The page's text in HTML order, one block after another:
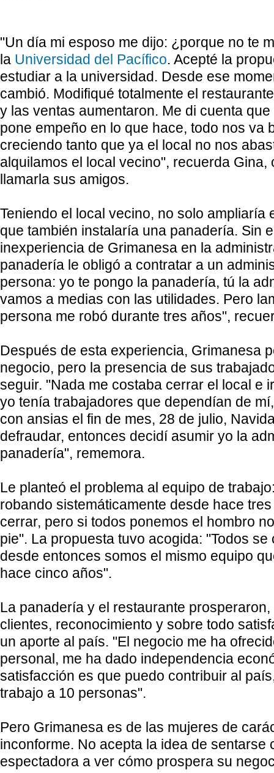
"Un día mi esposo me dijo: ¿porque no te
la Universidad del Pacífico. Acepté la
estudiar a la universidad. Desde ese
cambió. Modifiqué totalmente el
y las ventas aumentaron. Me di cuenta
pone empeño en lo que hace, todo nos va
creciendo tanto que ya el local no nos
alquilamos el local vecino", recuerda Gina,
llamarla sus amigos.
Teniendo el local vecino, no solo ampliaría
que también instalaría una panadería. Sin
inexperiencia de Grimanesa en la
panadería le obligó a contratar a un
persona: yo te pongo la panadería, tú la
vamos a medias con las utilidades. Pero
persona me robó durante tres años",
Después de esta experiencia, Grimanesa
negocio, pero la presencia de sus
seguir. "Nada me costaba cerrar el local e
yo tenía trabajadores que dependían de
con ansias el fin de mes, 28 de julio,
defraudar, entonces decidí asumir yo la
panadería", rememora.
Le planteó el problema al equipo de
robando sistemáticamente desde hace
cerrar, pero si todos ponemos el hombro
pie". La propuesta tuvo acogida: "Todos
desde entonces somos el mismo equipo
hace cinco años".
La panadería y el restaurante
clientes, reconocimiento y sobre todo
un aporte al país. "El negocio me ha
personal, me ha dado independencia
satisfacción es que puedo contribuir al
trabajo a 10 personas".
Pero Grimanesa es de las mujeres de
inconforme. No acepta la idea de sentarse
espectadora a ver cómo prospera su